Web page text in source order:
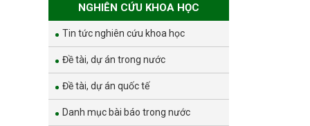
NGHIÊN CỨU KHOA HỌC
Tin tức nghiên cứu khoa học
Đề tài, dự án trong nước
Đề tài, dự án quốc tế
Danh mục bài báo trong nước